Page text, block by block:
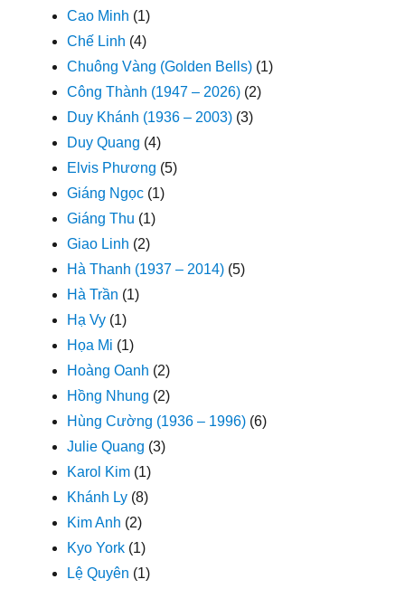
Cao Minh (1)
Chế Linh (4)
Chuông Vàng (Golden Bells) (1)
Công Thành (1947 – 2026) (2)
Duy Khánh (1936 – 2003) (3)
Duy Quang (4)
Elvis Phương (5)
Giáng Ngọc (1)
Giáng Thu (1)
Giao Linh (2)
Hà Thanh (1937 – 2014) (5)
Hà Trần (1)
Hạ Vy (1)
Họa Mi (1)
Hoàng Oanh (2)
Hồng Nhung (2)
Hùng Cường (1936 – 1996) (6)
Julie Quang (3)
Karol Kim (1)
Khánh Ly (8)
Kim Anh (2)
Kyo York (1)
Lệ Quyên (1)